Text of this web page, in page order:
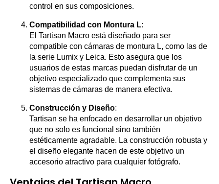
control en sus composiciones.
Compatibilidad con Montura L:
El Tartisan Macro está diseñado para ser
compatible con cámaras de montura L, como las de
la serie Lumix y Leica. Esto asegura que los
usuarios de estas marcas puedan disfrutar de un
objetivo especializado que complementa sus
sistemas de cámaras de manera efectiva.
Construcción y Diseño:
Tartisan se ha enfocado en desarrollar un objetivo
que no solo es funcional sino también
estéticamente agradable. La construcción robusta y
el diseño elegante hacen de este objetivo un
accesorio atractivo para cualquier fotógrafo.